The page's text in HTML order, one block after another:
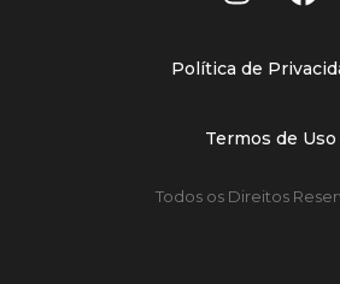
Política de
Termos de Uso
Todos os Direitos